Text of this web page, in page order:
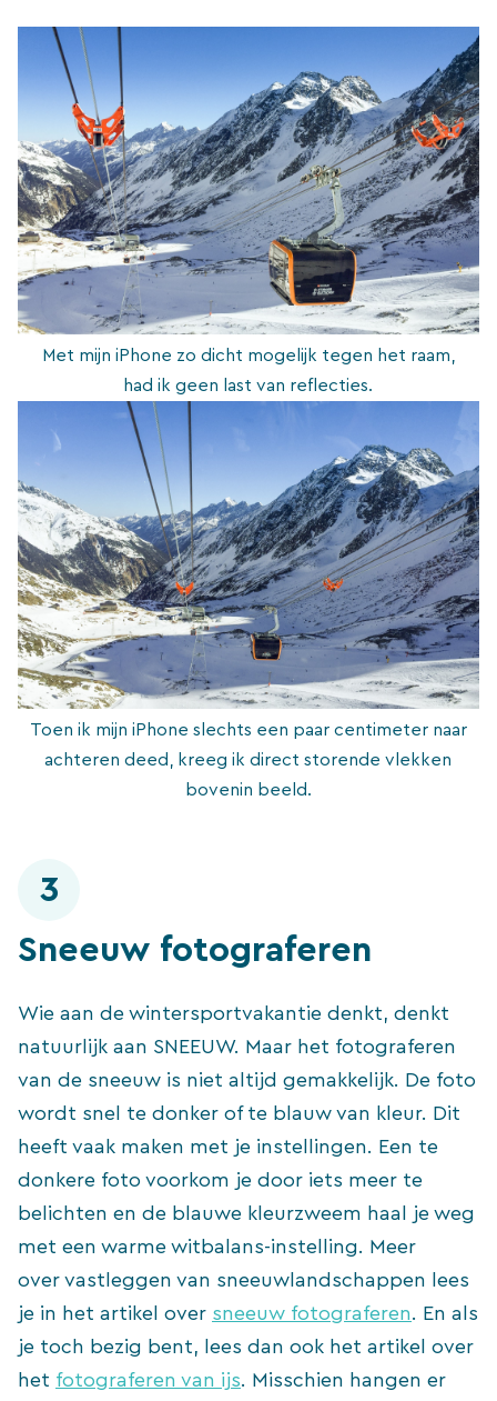
Met mijn iPhone zo dicht mogelijk tegen het raam,
had ik geen last van reflecties.
Toen ik mijn iPhone slechts een paar centimeter naar
achteren deed, kreeg ik direct storende vlekken
bovenin beeld.
3
Sneeuw fotograferen
Wie aan de wintersportvakantie denkt, denkt
natuurlijk aan SNEEUW. Maar het fotograferen
van de sneeuw is niet altijd gemakkelijk. De foto
wordt snel te donker of te blauw van kleur. Dit
heeft vaak maken met je instellingen. Een te
donkere foto voorkom je door iets meer te
belichten en de blauwe kleurzweem haal je weg
met een warme witbalans-instelling. Meer
over vastleggen van sneeuwlandschappen lees
je in het artikel over sneeuw fotograferen. En als
je toch bezig bent, lees dan ook het artikel over
het fotograferen van ijs. Misschien hangen er